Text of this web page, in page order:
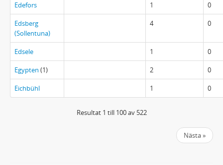
Edefors 1 0
Edsberg
(Sollentuna)
4 0
Edsele 1 0
Egypten (1) 2 0
Eichbühl 1 0
Resultat 1 till 100 av 522
Nästa »